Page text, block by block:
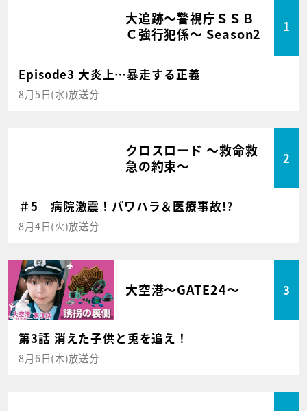
大追跡～警視庁ＳＳＢ
Ｃ強行犯係～ Season2
1
Episode3 大炎上…暴走する正義
8月5日(水)放送分
クロスロード ～救命救
急の約束～
2
＃5 病院激震！パワハラ＆医療事故!?
8月4日(火)放送分
大空港～GATE24～ 3
第3話 消えた子供と兎を追え！
8月6日(木)放送分